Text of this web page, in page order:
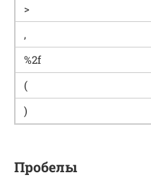
>
,
%2f
(
)
Пробелы